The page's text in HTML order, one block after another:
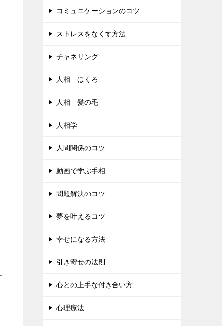
コミュニケーションのコツ
ストレスをなくす方法
チャネリング
人相 ほくろ
人相 髪の毛
人相学
人間関係のコツ
動画で学ぶ手相
問題解決のコツ
夢を叶えるコツ
幸せになる方法
引き寄せの法則
心との上手な付き合い方
心理療法